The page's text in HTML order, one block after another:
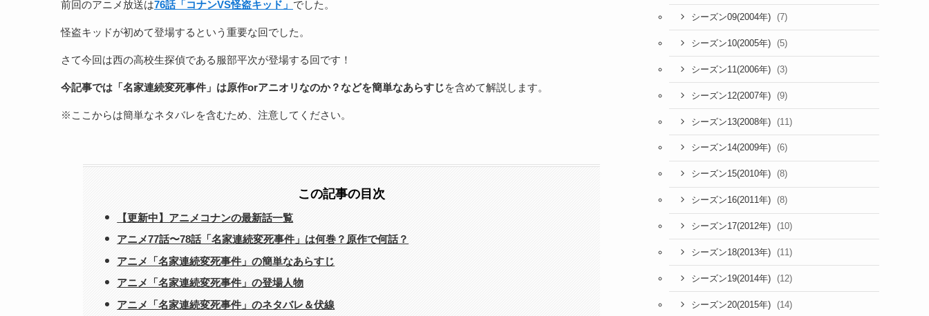
前回のアニメ放送は76話「コナンVS怪盗キッド」 でした。
怪盗キッドが初めて登場するという重要な回でした。
さて今回は西の高校生探偵である服部平次が登場する回です！
今記事では「名家連続変死事件」は原作orアニオリなのか？などを簡単なあらすじを含めて解説します。
※ここからは簡単なネタバレを含むため、注意してください。
この記事の目次
【更新中】アニメコナンの最新話一覧
アニメ77話〜78話「名家連続変死事件」は何巻？原作で何話？
アニメ「名家連続変死事件」の簡単なあらすじ
アニメ「名家連続変死事件」の登場人物
アニメ「名家連続変死事件」のネタバレ＆伏線
シーズン09(2004年) (7)
シーズン10(2005年) (5)
シーズン11(2006年) (3)
シーズン12(2007年) (9)
シーズン13(2008年) (11)
シーズン14(2009年) (6)
シーズン15(2010年) (8)
シーズン16(2011年) (8)
シーズン17(2012年) (10)
シーズン18(2013年) (11)
シーズン19(2014年) (12)
シーズン20(2015年) (14)